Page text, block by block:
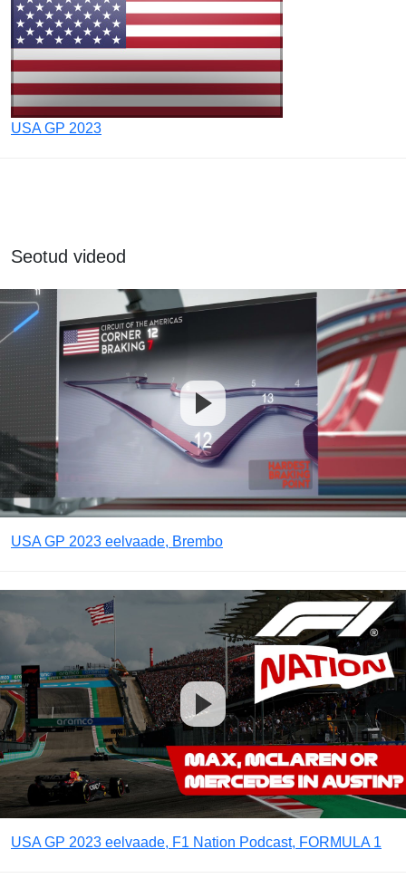
USA GP 2023
Seotud videod
USA GP 2023 eelvaade, Brembo
USA GP 2023 eelvaade, F1 Nation Podcast, FORMULA 1